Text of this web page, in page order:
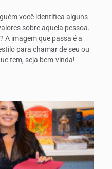
você identifica alguns
sobre aquela pessoa.
A imagem que passa é a
para chamar de seu ou
tem, seja bem-vinda!